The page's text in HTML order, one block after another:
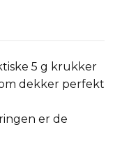
5 g krukker
dekker perfekt
er de